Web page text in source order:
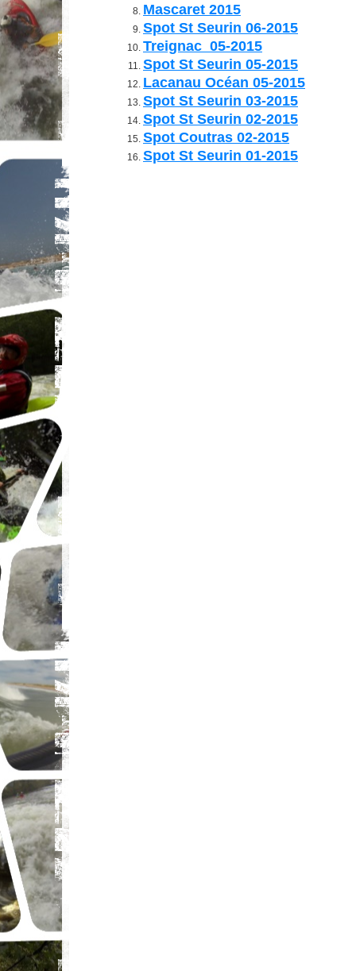
Mascaret 2015
Spot St Seurin 06-2015
Treignac 05-2015
Spot St Seurin 05-2015
Lacanau Océan 05-2015
Spot St Seurin 03-2015
Spot St Seurin 02-2015
Spot Coutras 02-2015
Spot St Seurin 01-2015